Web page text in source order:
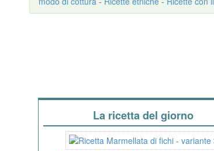
La ricetta del giorno